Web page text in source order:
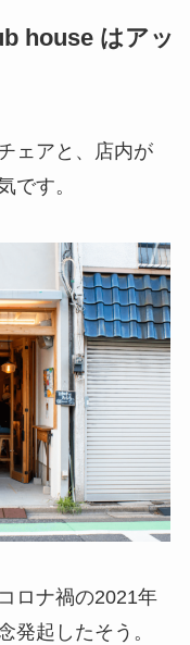
house はアッ
ェアと、店内が
です。
ロナ禍の2021年
発起したそう。